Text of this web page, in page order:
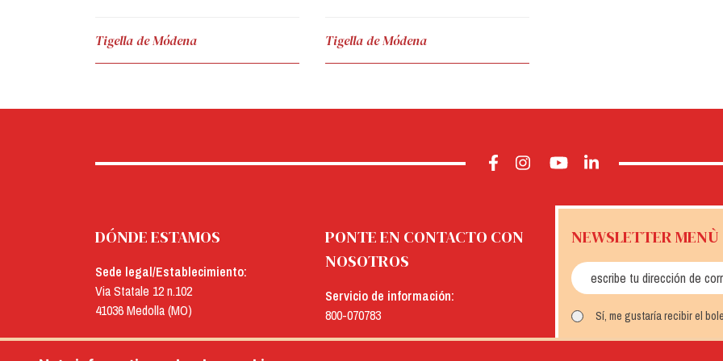
Tigella de Módena Tigella de Módena
DÓNDE ESTAMOS
Sede legal/Establecimiento:
Via Statale 12 n.102
41036 Medolla (MO)
Oficinas:
PONTE EN CONTACTO CON
NOSOTROS
Servicio de información:
800-070783
NEWSLETTER MENÙ
Sí, me gustaría recibir el